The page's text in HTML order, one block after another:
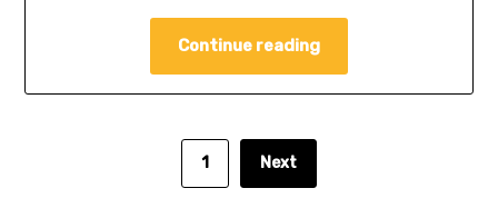
Continue reading
1 Next